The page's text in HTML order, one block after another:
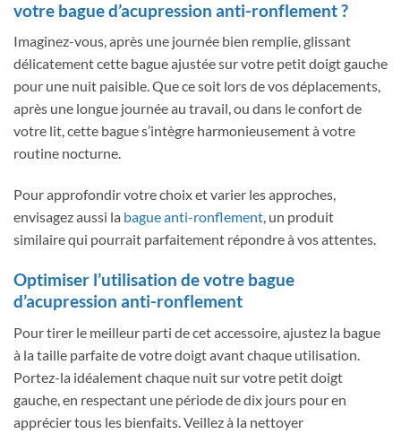
votre bague d’acupression anti-ronflement ?
Imaginez-vous, après une journée bien remplie, glissant
délicatement cette bague ajustée sur votre petit doigt gauche
pour une nuit paisible. Que ce soit lors de vos déplacements,
après une longue journée au travail, ou dans le confort de
votre lit, cette bague s’intègre harmonieusement à votre
routine nocturne.
Pour approfondir votre choix et varier les approches,
envisagez aussi la bague anti-ronflement, un produit
similaire qui pourrait parfaitement répondre à vos attentes.
Optimiser l’utilisation de votre bague
d’acupression anti-ronflement
Pour tirer le meilleur parti de cet accessoire, ajustez la bague
à la taille parfaite de votre doigt avant chaque utilisation.
Portez-la idéalement chaque nuit sur votre petit doigt
gauche, en respectant une période de dix jours pour en
apprécier tous les bienfaits. Veillez à la nettoyer